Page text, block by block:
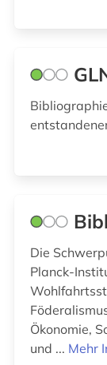
Die
Planck-
Ökonomie,
und ... Mehr